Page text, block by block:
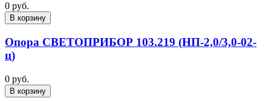
0 руб.
В корзину
Опора СВЕТОПРИБОР 103.219 (НП-2,0/3,0-02-
ц)
0 руб.
В корзину